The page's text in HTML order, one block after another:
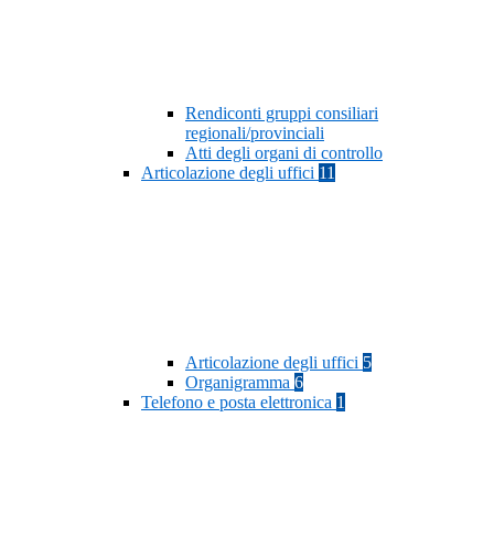
Rendiconti gruppi consiliari
regionali/provinciali
Atti degli organi di controllo
Articolazione degli uffici 11
Articolazione degli uffici 5
Organigramma 6
Telefono e posta elettronica 1